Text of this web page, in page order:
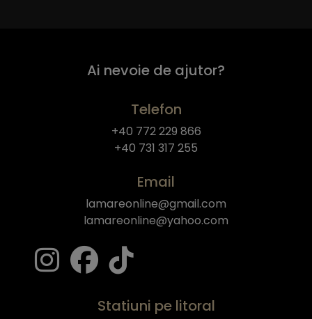
Ai nevoie de ajutor?
Telefon
+40 772 229 866
+40 731 317 255
Email
lamareonline@gmail.com
lamareonline@yahoo.com
Statiuni pe litoral